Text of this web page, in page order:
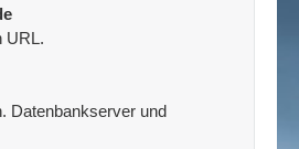
URL.
Datenbankserver und